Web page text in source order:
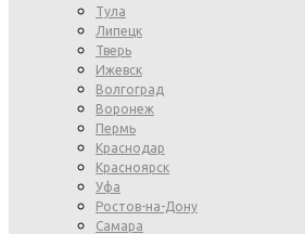
Тула
Липецк
Тверь
Ижевск
Волгоград
Воронеж
Пермь
Краснодар
Красноярск
Уфа
Ростов-на-Дону
Самара